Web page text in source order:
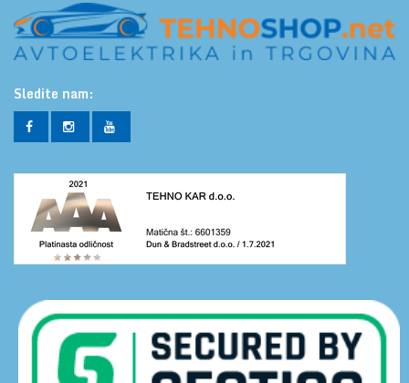
Sledite nam: